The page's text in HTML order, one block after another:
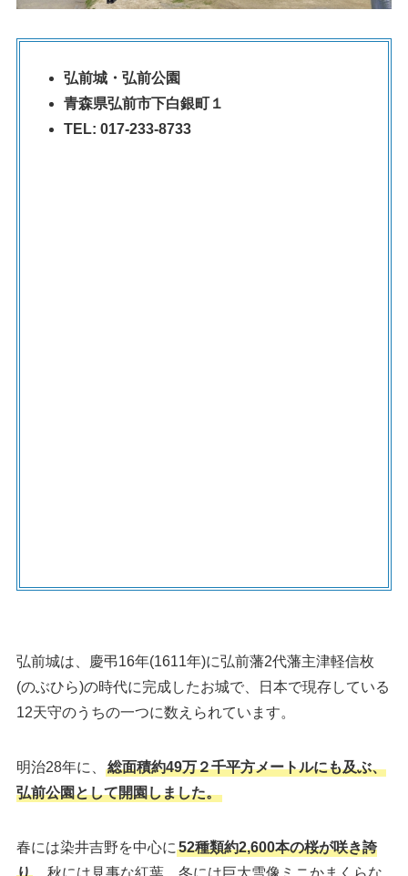
弘前城・弘前公園
青森県弘前市下白銀町１
TEL: 017-233-8733
弘前城は、慶弔16年(1611年)に弘前藩2代藩主津軽信枚
(のぶひら)の時代に完成したお城で、日本で現存している
12天守のうちの一つに数えられています。
明治28年に、
総面積約49万２千平方メートルにも及ぶ、
弘前公園として開園しました。
春には染井吉野を中心に 52種類約2,600本の桜が咲き誇
り、秋には見事な紅葉、冬には巨大雪像ミニかまくらな